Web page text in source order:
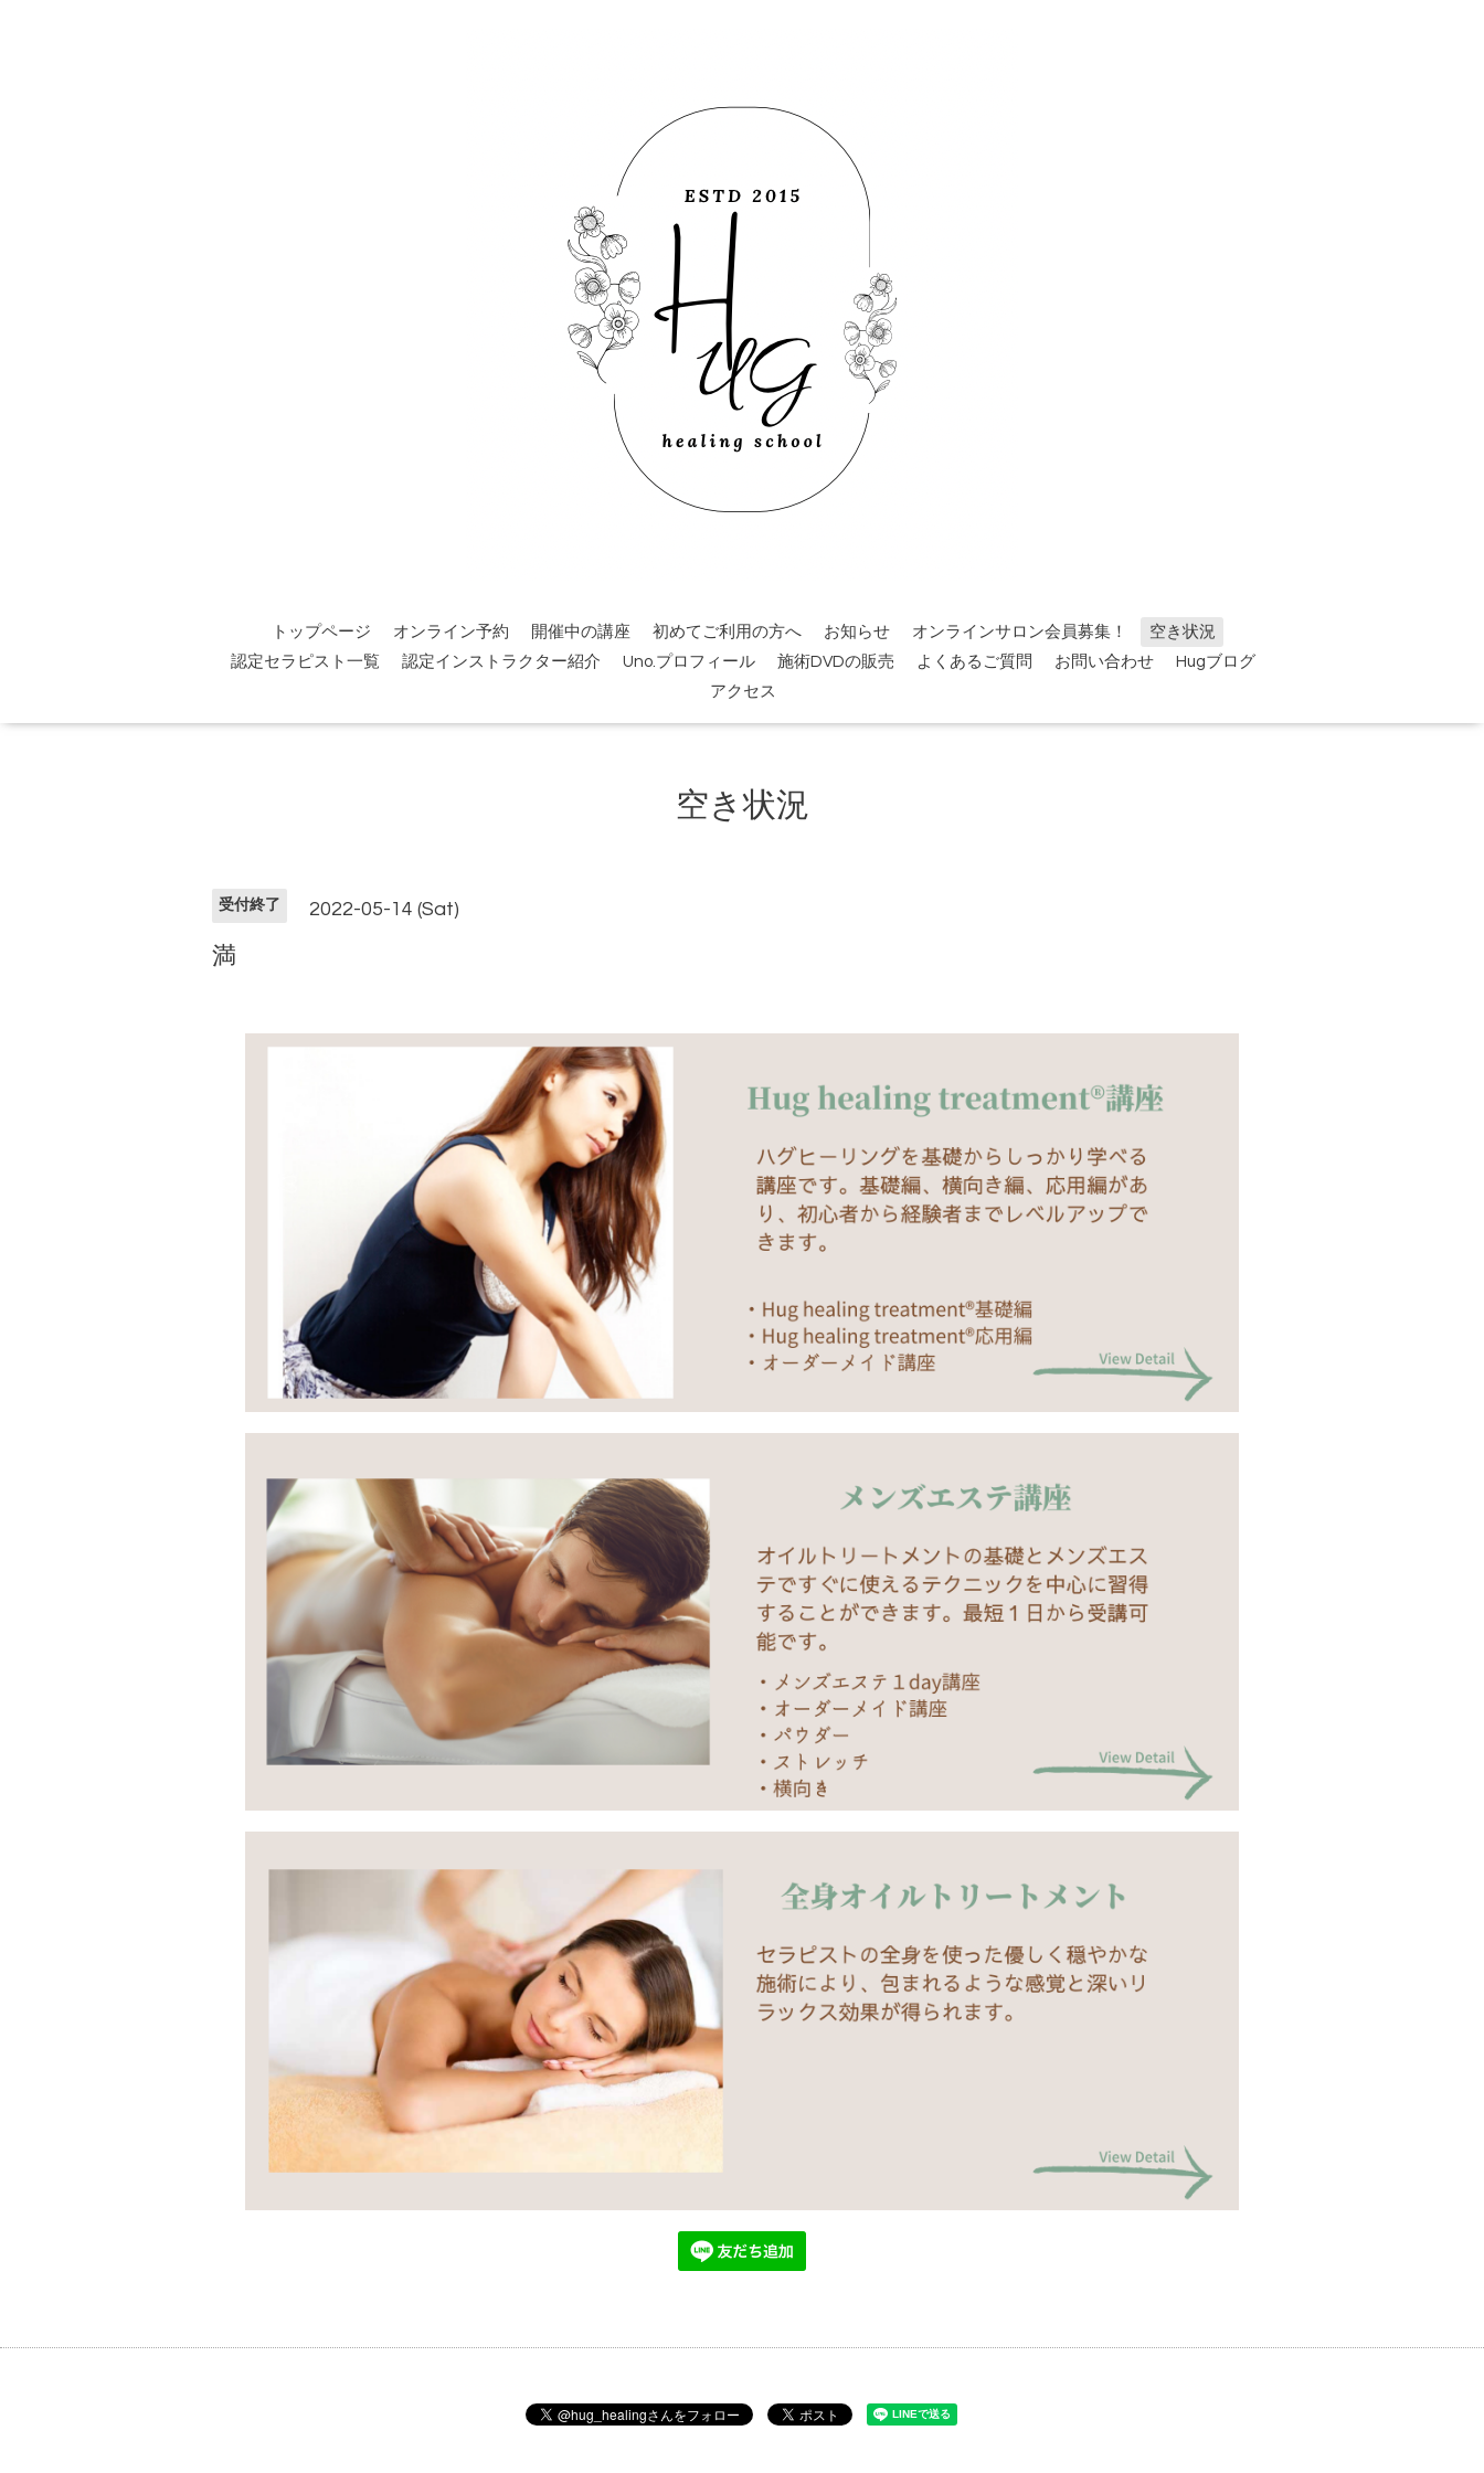
トップページ オンライン予約 開催中の講座 初めてご利用の方へ お知らせ オンラインサロン会員募集！
空き状況
認定セラピスト一覧
認定インストラクター紹介 Uno.プロフィール 施術DVDの販売 よくあるご質問 お問い合わせ
Hugブログ
アクセス
空き状況
受付終了 2022-05-14 (Sat)
満